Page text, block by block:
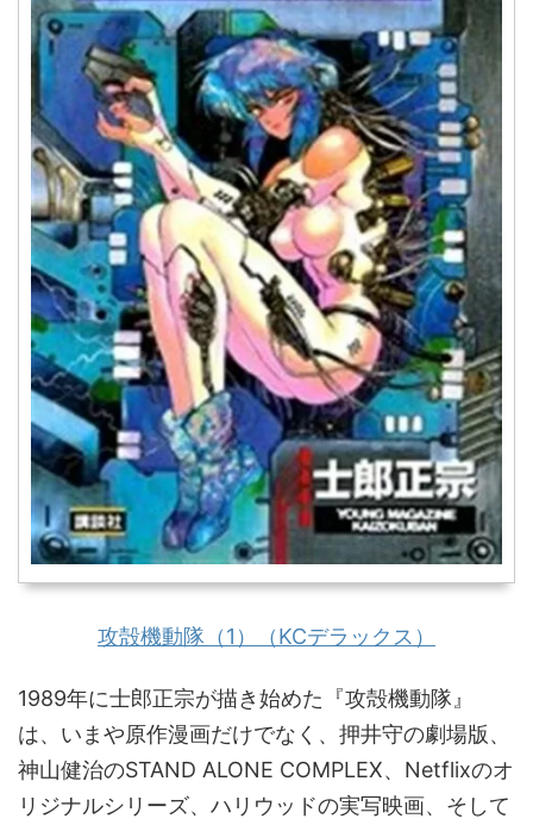
攻殻機動隊（1）（KCデラックス）
1989年に士郎正宗が描き始めた『攻殻機動隊』
は、いまや原作漫画だけでなく、押井守の劇場版、
神山健治のSTAND ALONE COMPLEX、Netflixのオ
リジナルシリーズ、ハリウッドの実写映画、そして